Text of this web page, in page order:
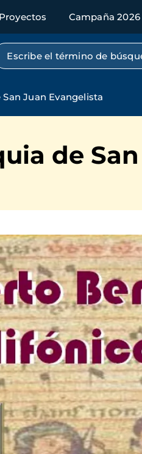
Proyectos Campaña 2026
Búsqueda por texto
Juan Evangelista
de